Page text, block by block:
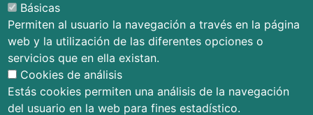
Tfno.: 942 201 087 - 942 201 291
E-mail:publica@unican.es
Términos y condiciones
Mapa Web
Accesibilidad
Básicas
Permiten al usuario la navegación a través en la página
web y la utilización de las diferentes opciones o
servicios que en ella existan.
Cookies de análisis
Estás cookies permiten una análisis de la navegación
del usuario en la web para fines estadístico.